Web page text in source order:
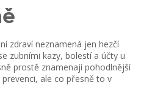
zdraví neznamená jen hezčí
zubními kazy, bolestí a účty u
prostě znamenají pohodlnější
ale co přesně to v